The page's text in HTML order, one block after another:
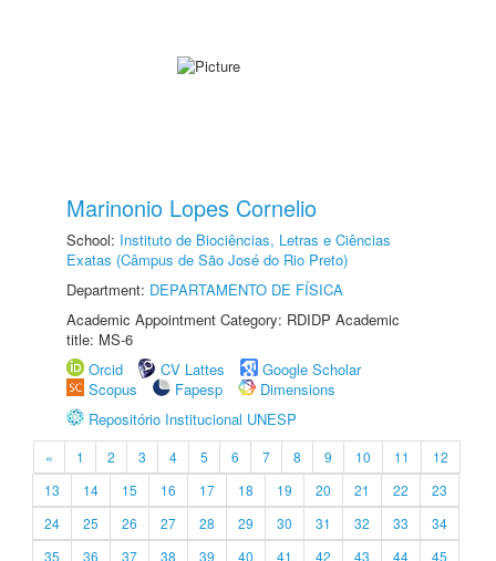
Marinonio Lopes Cornelio
School: Instituto de Biociências, Letras e Ciências
Exatas (Câmpus de São José do Rio Preto)
Department: DEPARTAMENTO DE FÍSICA
Academic Appointment Category: RDIDP Academic
title: MS-6
Orcid
CV Lattes
Google Scholar
Scopus
Fapesp
Dimensions
Repositório Institucional UNESP
« 1 2 3 4 5 6 7 8 9 10 11
12
13
14 15 16 17 18 19 20 21 22
23
24
25 26 27 28 29 30 31 32 33
34
35
36 37 38 39 40 41 42 43 44
45